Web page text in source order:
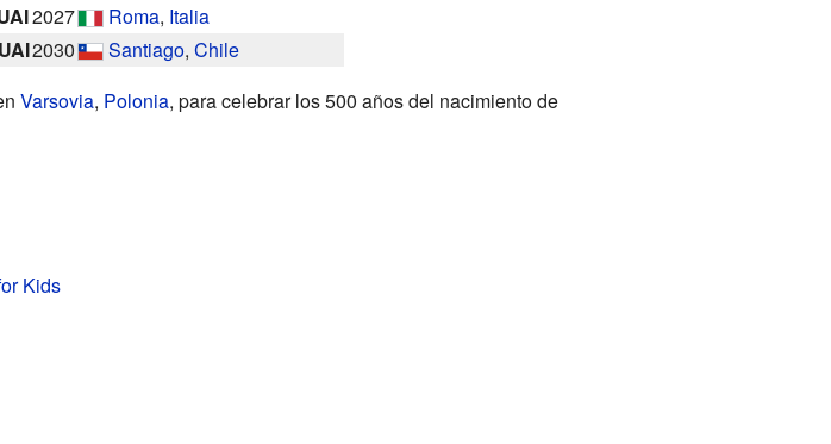
2027 Roma, Italia
2030 Santiago,Chile
Varsovia, Polonia, para celebrar los 500 años del nacimiento de
Kids